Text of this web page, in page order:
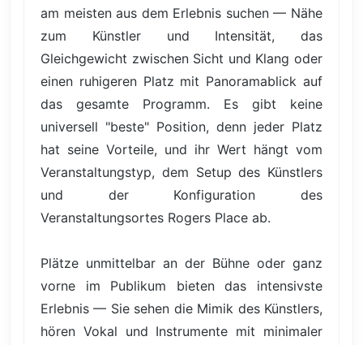
am meisten aus dem Erlebnis suchen — Nähe
zum Künstler und Intensität, das
Gleichgewicht zwischen Sicht und Klang oder
einen ruhigeren Platz mit Panoramablick auf
das gesamte Programm. Es gibt keine
universell "beste" Position, denn jeder Platz
hat seine Vorteile, und ihr Wert hängt vom
Veranstaltungstyp, dem Setup des Künstlers
und der Konfiguration des
Veranstaltungsortes Rogers Place ab.
Plätze unmittelbar an der Bühne oder ganz
vorne im Publikum bieten das intensivste
Erlebnis — Sie sehen die Mimik des Künstlers,
hören Vokal und Instrumente mit minimaler